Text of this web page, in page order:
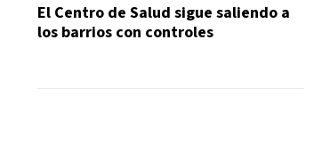
El Centro de Salud sigue saliendo a
los barrios con controles